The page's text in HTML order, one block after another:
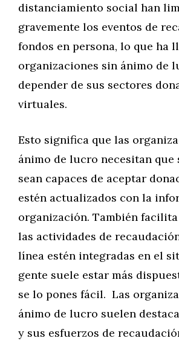
distanciamiento social han
gravemente los eventos de
fondos en persona, lo que ha
organizaciones sin ánimo de
depender de sus sectores
virtuales.
Esto significa que las
ánimo de lucro necesitan que
sean capaces de aceptar
estén actualizados con la
organización. También facilita
las actividades de
línea estén integradas en el
gente suele estar más
se lo pones fácil. Las
ánimo de lucro suelen
y sus esfuerzos de